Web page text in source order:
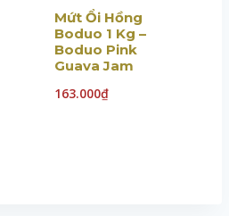
Mứt Ổi Hồng
Boduo 1 Kg –
Boduo Pink
Guava Jam
163.000₫